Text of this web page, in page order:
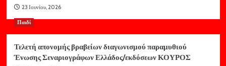
23 Ιουνίου, 2026
Παιδί
Τελετή απονομής βραβείων διαγωνισμού παραμυθιού
Ένωσης Σεναριογράφων Ελλάδος/εκδόσεων ΚΟΥΡΟΣ